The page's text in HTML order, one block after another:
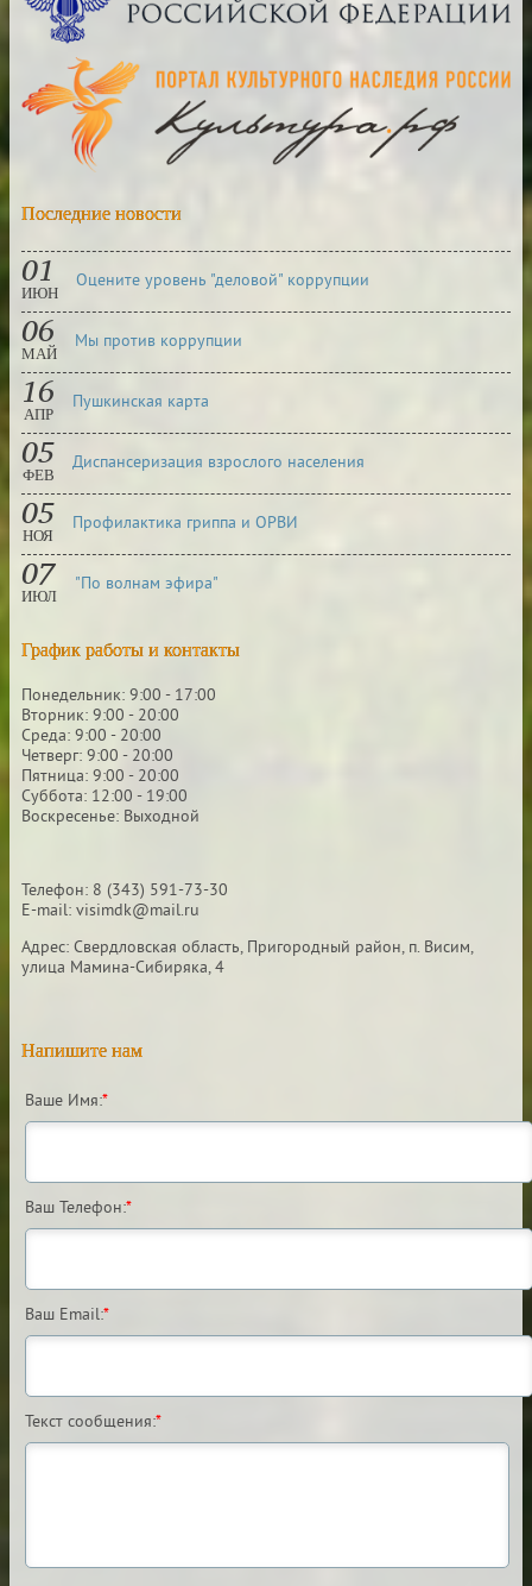
Последние новости
01
ИЮН Оцените уровень "деловой" коррупции
06
МАЙ Мы против коррупции
16
АПР Пушкинская карта
05
ФЕВ Диспансеризация взрослого населения
05
НОЯ Профилактика гриппа и ОРВИ
07
ИЮЛ "По волнам эфира"
График работы и контакты
Понедельник: 9:00 - 17:00
Вторник: 9:00 - 20:00
Среда: 9:00 - 20:00
Четверг: 9:00 - 20:00
Пятница: 9:00 - 20:00
Суббота: 12:00 - 19:00
Воскресенье: Выходной
Телефон: 8 (343) 591-73-30
E-mail: visimdk@mail.ru
Адрес: Свердловская область, Пригородный район, п. Висим,
улица Мамина-Сибиряка, 4
Напишите нам
Ваше Имя:*
Ваш Телефон:*
Ваш Email:*
Текст сообщения:*